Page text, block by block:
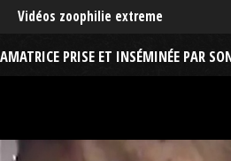
Vidéos zoophilie extreme
AMATRICE PRISE ET INSÉMINÉE PAR